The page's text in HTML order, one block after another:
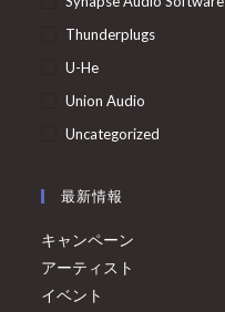
Thunderplugs
U-He
Union Audio
Uncategorized
最新情報
キャンペーン
アーティスト
イベント